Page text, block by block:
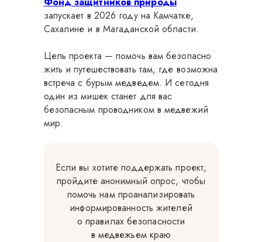
Если вы хотите поддержать проект,
пройдите анонимный опрос, чтобы
помочь нам проанализировать
информированность жителей
о правилах безопасности
в медвежьем краю
запускает в 2026 году на Камчатке,
Сахалине и в Магаданской области.
Цель проекта — помочь вам безопасно
жить и путешествовать там, где возможна
встреча с бурым медведем. И сегодня
один из мишек станет для вас
безопасным проводником в медвежий
мир.